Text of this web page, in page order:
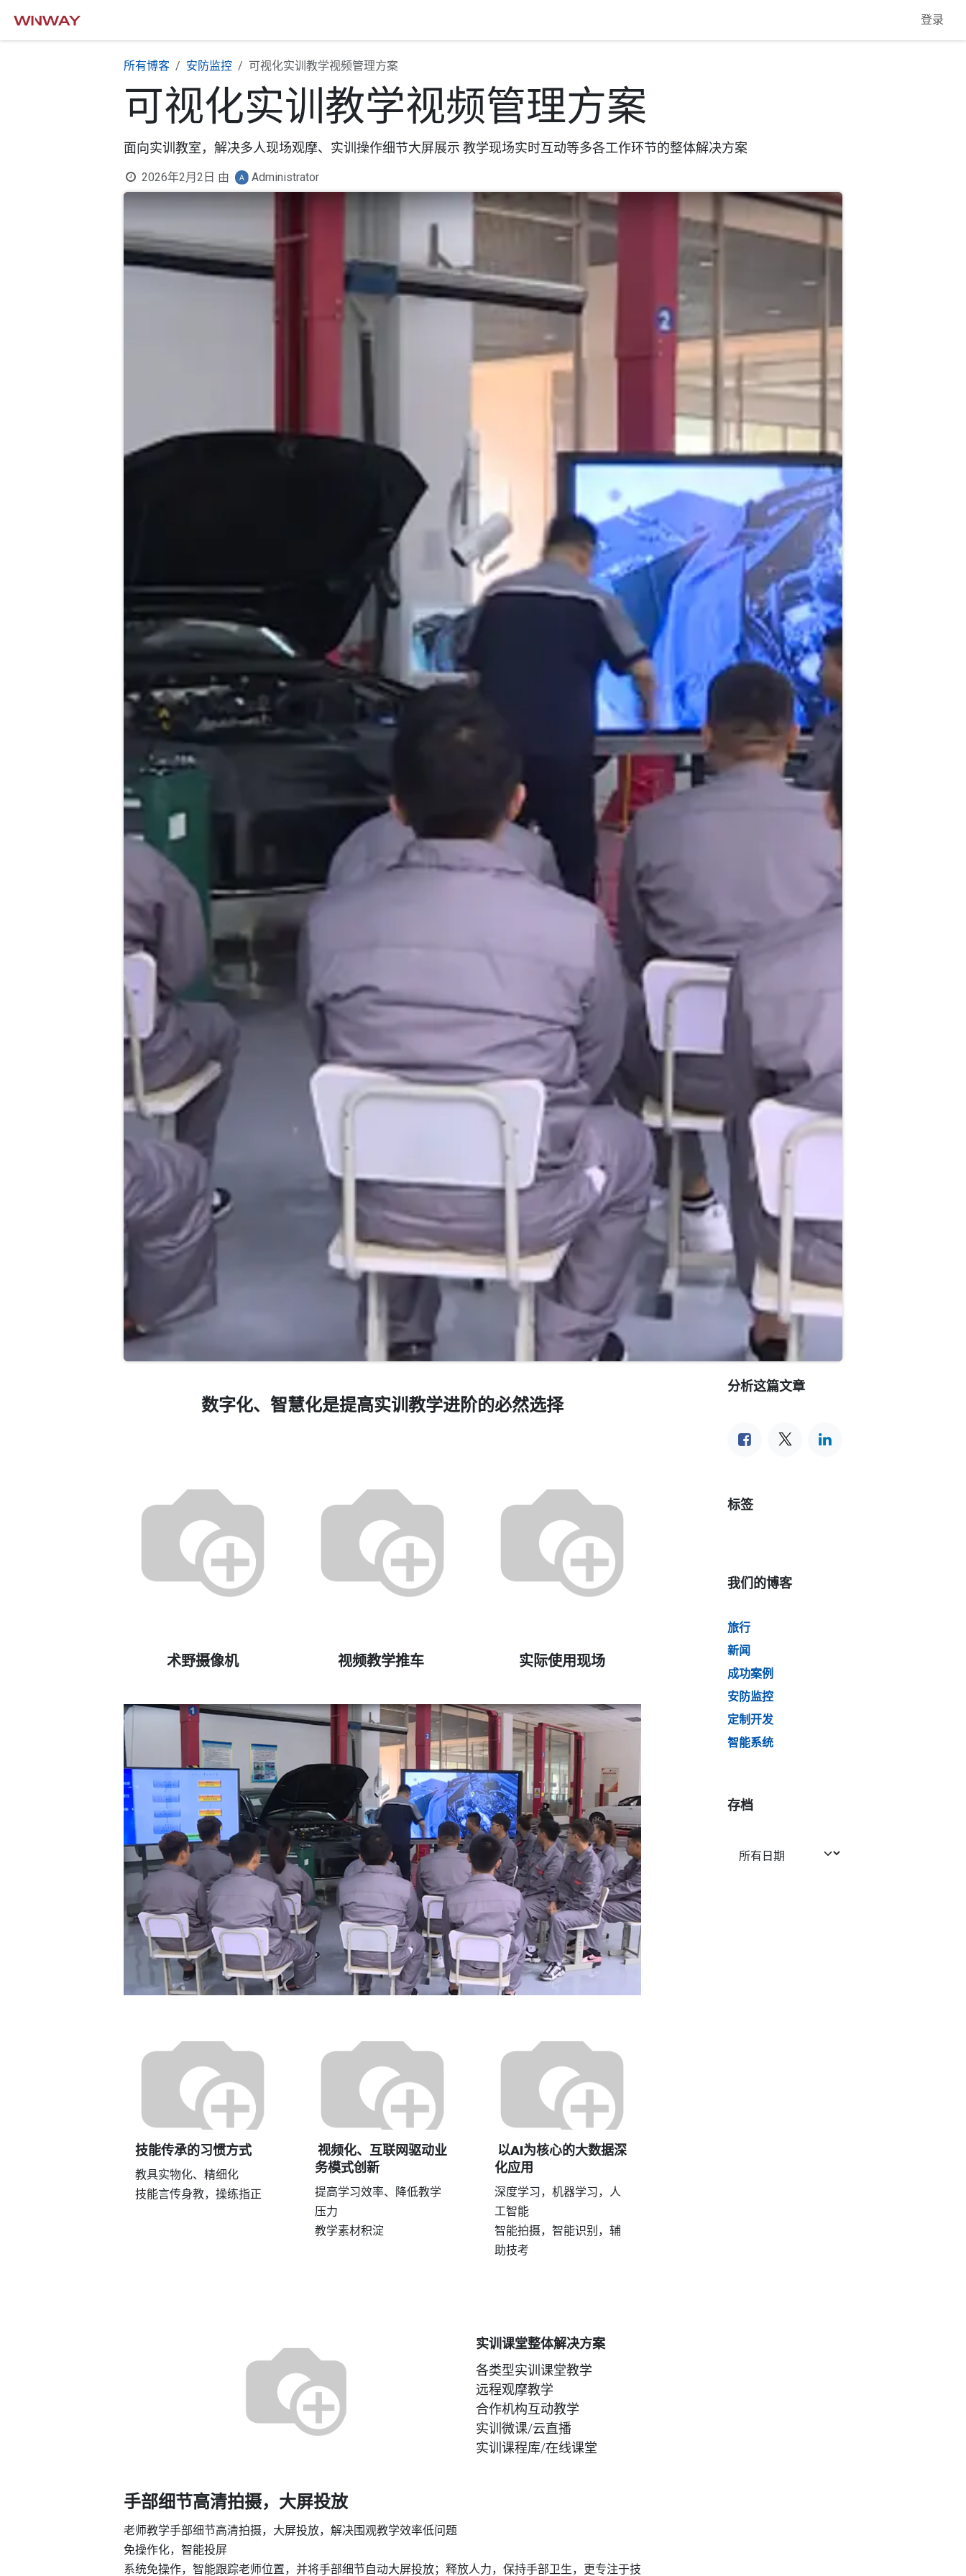
登录
所有博客 安防监控 可视化实训教学视频管理方案
可视化实训教学视频管理方案
面向实训教室，解决多人现场观摩、实训操作细节大屏展示 教学现场实时互动等多各工作环节的整体解决方案
2026年2月2日 由 Administrator
数字化、智慧化是提高实训教学进阶的必然选择
术野摄像机 视频教学推车 实际使用现场
技能传承的习惯方式
教具实物化、精细化
技能言传身教，操练指正
视频化、互联网驱动业
务模式创新
提高学习效率、降低教学
压力
教学素材积淀
以AI为核心的大数据深
化应用
深度学习，机器学习，人
工智能
智能拍摄，智能识别，辅
助技考
实训课堂整体解决方案
各类型实训课堂教学
远程观摩教学
合作机构互动教学
实训微课/云直播
实训课程库/在线课堂
手部细节高清拍摄，大屏投放
老师教学手部细节高清拍摄，大屏投放，解决围观教学效率低问题
免操作化，智能投屏
系统免操作，智能跟踪老师位置，并将手部细节自动大屏投放；释放人力，保持手部卫生，更专注于技
分析这篇文章
标签
我们的博客
旅行
新闻
成功案例
安防监控
定制开发
智能系统
存档